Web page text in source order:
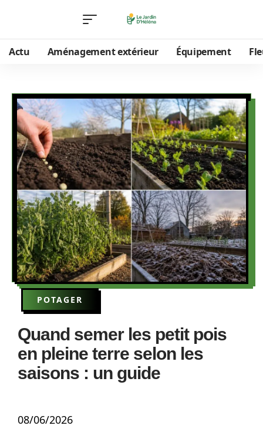
Actu Aménagement extérieur Équipement
POTAGER
Quand semer les petit pois
en pleine terre selon les
saisons : un guide
08/06/2026